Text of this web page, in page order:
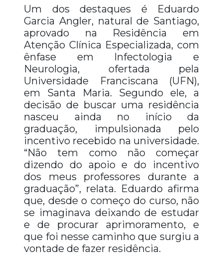
Um dos destaques é Eduardo
Garcia Angler, natural de Santiago,
aprovado na Residência em
Atenção Clínica Especializada, com
ênfase em Infectologia e
Neurologia, ofertada pela
Universidade Franciscana (UFN),
em Santa Maria. Segundo ele, a
decisão de buscar uma residência
nasceu ainda no início da
graduação, impulsionada pelo
incentivo recebido na universidade.
“Não tem como não começar
dizendo do apoio e do incentivo
dos meus professores durante a
graduação”, relata. Eduardo afirma
que, desde o começo do curso, não
se imaginava deixando de estudar
e de procurar aprimoramento, e
que foi nesse caminho que surgiu a
vontade de fazer residência.